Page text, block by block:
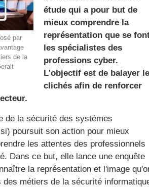
par
de la
étude qui a pour but de
mieux comprendre la
représentation que se
les spécialistes des
professions cyber.
L'objectif est de balayer
clichés afin de renforcer
de la sécurité des systèmes
poursuit son action pour mieux
les attentes des professionnels
Dans ce but, elle lance une enquête
la représentation et l'image
des métiers de la sécurité